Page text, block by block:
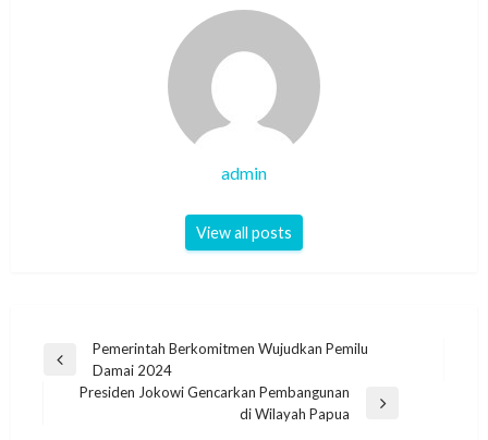
admin
View all posts
Post
navigation
Previous
Pemerintah Berkomitmen Wujudkan Pemilu
Damai 2024
Presiden Jokowi Gencarkan Pembangunan
di Wilayah Papua